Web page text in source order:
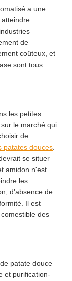
a une
de
coûteux, et
sont tous
les petites
le marché qui
de
patates douces
se situer
amidon n'est
les
d'absence de
Il est
des
patate douce
et purification-